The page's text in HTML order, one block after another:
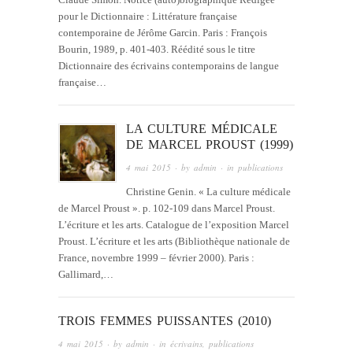
pour le Dictionnaire : Littérature française
contemporaine de Jérôme Garcin. Paris : François
Bourin, 1989, p. 401-403. Réédité sous le titre
Dictionnaire des écrivains contemporains de langue
française…
LA CULTURE MÉDICALE
DE MARCEL PROUST (1999)
4 mai 2015 · byadmin · inpublications
Christine Genin. « La culture médicale
de Marcel Proust ». p. 102-109 dans Marcel Proust.
L’écriture et les arts. Catalogue de l’exposition Marcel
Proust. L’écriture et les arts (Bibliothèque nationale de
France, novembre 1999 – février 2000). Paris :
Gallimard,…
TROIS FEMMES PUISSANTES (2010)
4 mai 2015 · by admin · in écrivains publications